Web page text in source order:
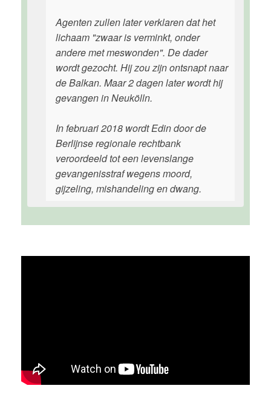
Agenten zullen later verklaren dat het
lichaam "zwaar is verminkt, onder
andere met meswonden". De dader
wordt gezocht. Hij zou zijn ontsnapt naar
de Balkan. Maar 2 dagen later wordt hij
gevangen in Neukölln.
In februari 2018 wordt Edin door de
Berlijnse regionale rechtbank
veroordeeld tot een levenslange
gevangenisstraf wegens moord,
gijzeling, mishandeling en dwang.